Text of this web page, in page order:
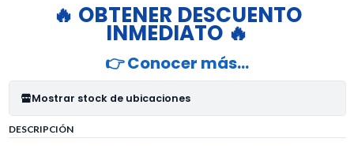
🔥 OBTENER DESCUENTO
INMEDIATO 🔥
👉 Conocer más…
Mostrar stock de ubicaciones
DESCRIPCIÓN